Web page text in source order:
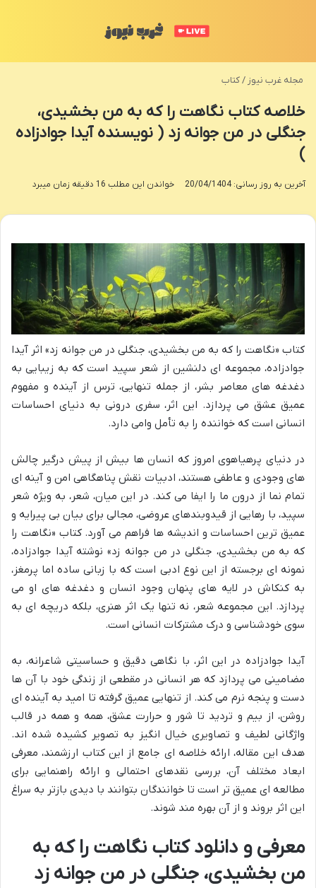
مجله غرب نیوز /کتاب
خلاصه کتاب نگاهت را که به من بخشیدی،
جنگلی در من جوانه زد ( نویسنده آیدا جوادزاده
)
آخرین به روز رسانی: 20/04/1404 خواندن این مطلب 16 دقیقه زمان میبرد
کتاب «نگاهت را که به من بخشیدی، جنگلی در من جوانه زد» اثر آیدا
جوادزاده، مجموعه ای دلنشین از شعر سپید است که به زیبایی به
دغدغه های معاصر بشر، از جمله تنهایی، ترس از آینده و مفهوم
عمیق عشق می پردازد. این اثر، سفری درونی به دنیای احساسات
انسانی است که خواننده را به تأمل وامی دارد.
در دنیای پرهیاهوی امروز که انسان ها بیش از پیش درگیر چالش
های وجودی و عاطفی هستند، ادبیات نقش پناهگاهی امن و آینه ای
تمام نما از درون ما را ایفا می کند. در این میان، شعر، به ویژه شعر
سپید، با رهایی از قیدوبندهای عروضی، مجالی برای بیان بی پیرایه و
عمیق ترین احساسات و اندیشه ها فراهم می آورد. کتاب «نگاهت را
که به من بخشیدی، جنگلی در من جوانه زد» نوشته آیدا جوادزاده،
نمونه ای برجسته از این نوع ادبی است که با زبانی ساده اما پرمغز،
به کنکاش در لایه های پنهان وجود انسان و دغدغه های او می
پردازد. این مجموعه شعر، نه تنها یک اثر هنری، بلکه دریچه ای به
سوی خودشناسی و درک مشترکات انسانی است.
آیدا جوادزاده در این اثر، با نگاهی دقیق و حساسیتی شاعرانه، به
مضامینی می پردازد که هر انسانی در مقطعی از زندگی خود با آن ها
دست و پنجه نرم می کند. از تنهایی عمیق گرفته تا امید به آینده ای
روشن، از بیم و تردید تا شور و حرارت عشق، همه و همه در قالب
واژگانی لطیف و تصاویری خیال انگیز به تصویر کشیده شده اند.
هدف این مقاله، ارائه خلاصه ای جامع از این کتاب ارزشمند، معرفی
ابعاد مختلف آن، بررسی نقدهای احتمالی و ارائه راهنمایی برای
مطالعه ای عمیق تر است تا خوانندگان بتوانند با دیدی بازتر به سراغ
این اثر بروند و از آن بهره مند شوند.
معرفی و دانلود کتاب نگاهت را که به
من بخشیدی، جنگلی در من جوانه زد